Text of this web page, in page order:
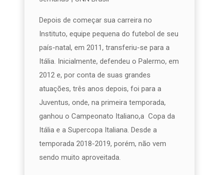
Depois de começar sua carreira no
Instituto, equipe pequena do futebol de seu
país-natal, em 2011, transferiu-se para a
Itália. Inicialmente, defendeu o Palermo, em
2012 e, por conta de suas grandes
atuações, três anos depois, foi para a
Juventus, onde, na primeira temporada,
ganhou o Campeonato Italiano,a Copa da
Itália e a Supercopa Italiana. Desde a
temporada 2018-2019, porém, não vem
sendo muito aproveitada.